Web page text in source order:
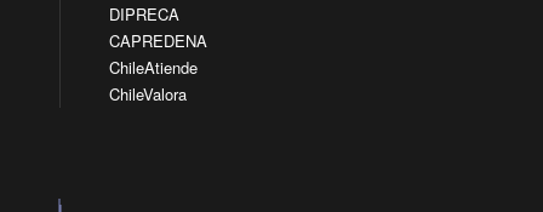
DIPRECA
CAPREDENA
ChileAtiende
ChileValora